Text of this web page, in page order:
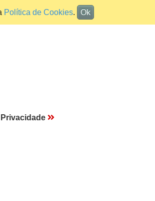
Política de Cookies. Ok
Privacidade